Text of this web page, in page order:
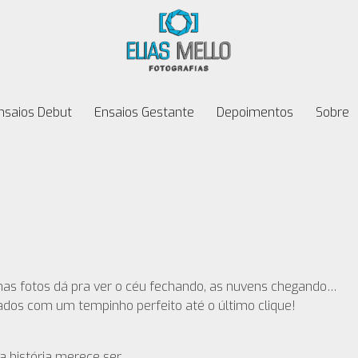
Debut Ensaios Gestante Depoimentos Sobre
fotos dá pra ver o céu fechando, as nuvens chegando…
com um tempinho perfeito até o último clique!